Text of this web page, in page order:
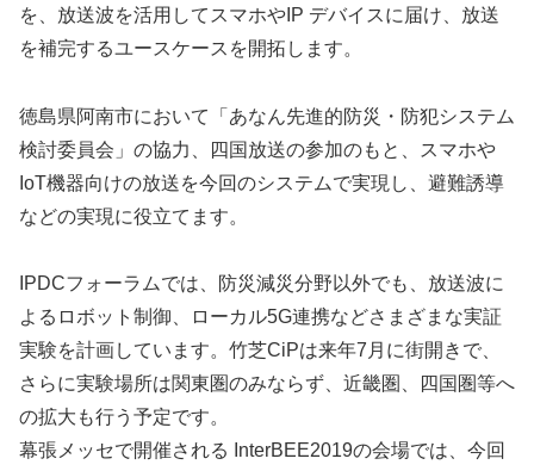
を、放送波を活用してスマホやIP デバイスに届け、放送
を補完するユースケースを開拓します。
徳島県阿南市において「あなん先進的防災・防犯システム
検討委員会」の協力、四国放送の参加のもと、スマホや
IoT機器向けの放送を今回のシステムで実現し、避難誘導
などの実現に役立てます。
IPDCフォーラムでは、防災減災分野以外でも、放送波に
よるロボット制御、ローカル5G連携などさまざまな実証
実験を計画しています。竹芝CiPは来年7月に街開きで、
さらに実験場所は関東圏のみならず、近畿圏、四国圏等へ
の拡大も行う予定です。
幕張メッセで開催される InterBEE2019の会場では、今回